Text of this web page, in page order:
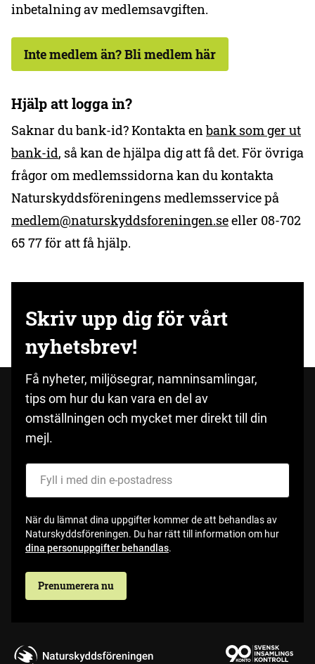
inbetalning av medlemsavgiften.
Inte medlem än? Bli medlem här
Hjälp att logga in?
Saknar du bank-id? Kontakta enbank som ger ut
bank-id, så kan de hjälpa dig att få det. För övriga
frågor om medlemssidorna kan du kontakta
Naturskyddsföreningens medlemsservice på
medlem@naturskyddsforeningen.seeller 08-702
65 77 för att få hjälp.
Skriv upp dig för vårt
nyhetsbrev!
Få nyheter, miljösegrar, namninsamlingar,
tips om hur du kan vara en del av
omställningen och mycket mer direkt till din
mejl.
När du lämnat dina uppgifter kommer de att behandlas av
Naturskyddsföreningen. Du har rätt till information om hur
dina personuppgifter behandlas.
Prenumerera nu